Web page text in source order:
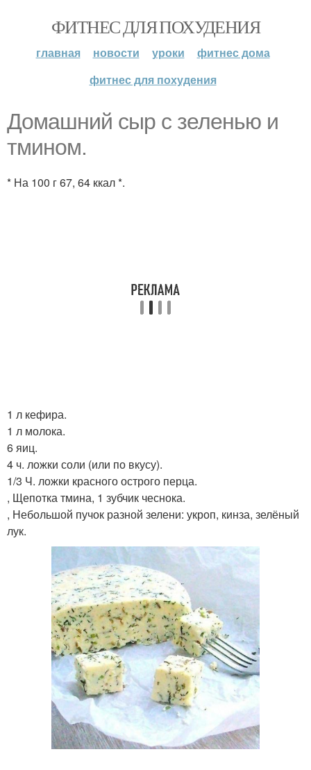
ФИТНЕС ДЛЯ ПОХУДЕНИЯ
главная новости уроки
фитнес дома
фитнес для похудения
Домашний сыр с зеленью и
тмином.
* На 100 г 67, 64 ккал *.
1 л кефира.
1 л молока.
6 яиц.
4 ч. ложки соли (или по вкусу).
1/3 Ч. ложки красного острого перца.
, Щепотка тмина, 1 зубчик чеснока.
, Небольшой пучок разной зелени: укроп, кинза, зелёный
лук.